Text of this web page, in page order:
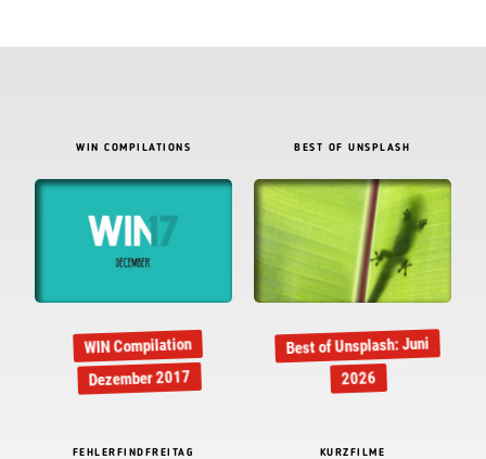
WIN COMPILATIONS
WIN Compilation
Dezember 2017
BEST OF UNSPLASH
Best of Unsplash: Juni
2026
FEHLERFINDFREITAG KURZFILME